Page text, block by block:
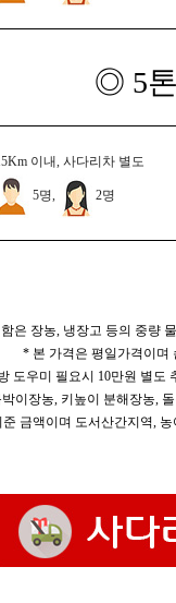
◎ 5
이내, 사다리차 별도
5명, 2명
은 장농, 냉장고 등의 중량
* 본 가격은 평일가격이며
도우미 필요시 10만원 별도
이장농, 키높이 분해장농,
금액이며 도서산간지역,